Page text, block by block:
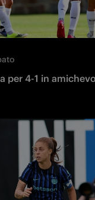
per 4-1 in